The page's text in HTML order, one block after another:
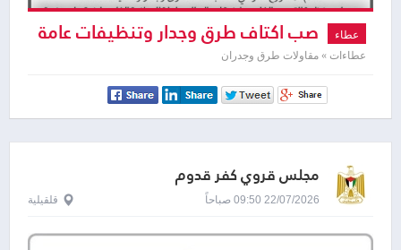
عطاء صب اكتاف طرق وجدار وتنظيفات عامة
عطاءات » مقاولات طرق وجدران
مجلس قروي كفر قدوم
22/07/2026 09:50 صباحاً قلقيلية